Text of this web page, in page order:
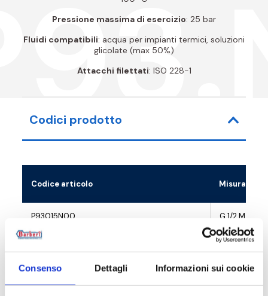
Consenso Dettagli Informazioni sui cookie
Pressione massima di esercizio: 25 bar
Fluidi compatibili: acqua per impianti termici, soluzioni
glicolate (max 50%)
Attacchi filettati: ISO 228-1
Codici prodotto
Codice articolo Misura
P93015N00 G 1/2 M - G
P93020N00 G 3/4 M - G 1
P93025N00 G 1 M - G 1 1/